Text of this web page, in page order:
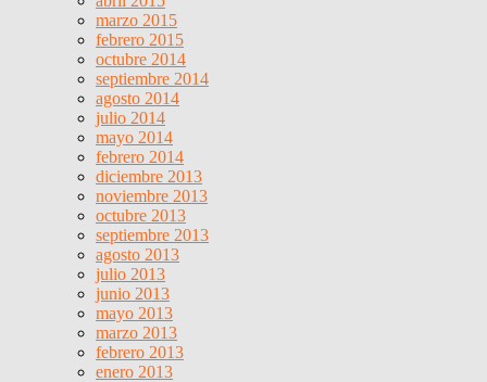
marzo 2015
febrero 2015
octubre 2014
septiembre 2014
agosto 2014
julio 2014
mayo 2014
febrero 2014
diciembre 2013
noviembre 2013
octubre 2013
septiembre 2013
agosto 2013
julio 2013
junio 2013
mayo 2013
marzo 2013
febrero 2013
enero 2013